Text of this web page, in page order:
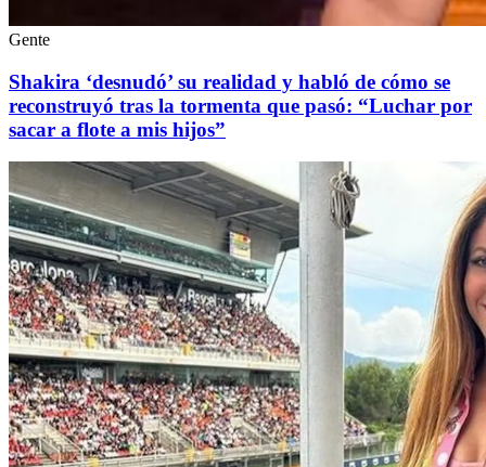
Gente
Shakira ‘desnudó’ su realidad y habló de cómo se
reconstruyó tras la tormenta que pasó: “Luchar por
sacar a flote a mis hijos”